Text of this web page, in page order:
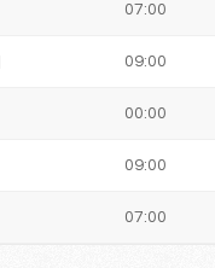
07:00
09:00
00:00
09:00
07:00